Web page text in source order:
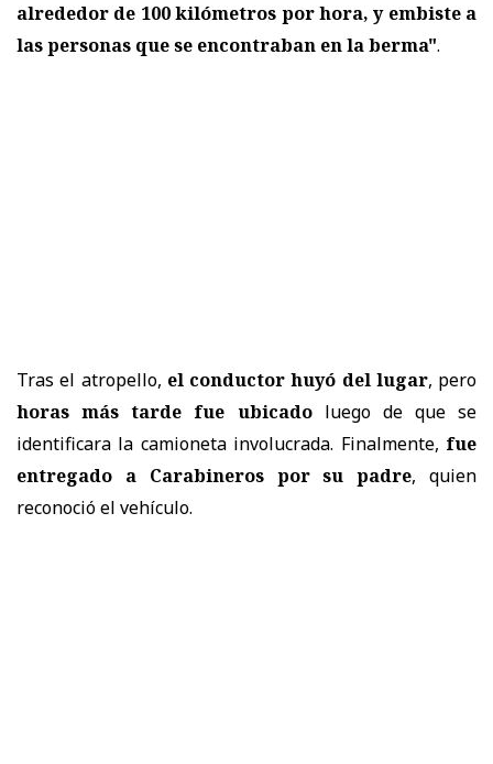
alrededor de 100 kilómetros por hora, y embiste a
las personas que se encontraban en la berma".
Tras el atropello, el conductor huyó del lugar, pero
horas más tarde fue ubicadoluego de que se
identificara la camioneta involucrada. Finalmente, fue
entregado a Carabineros por su padre, quien
reconoció el vehículo.